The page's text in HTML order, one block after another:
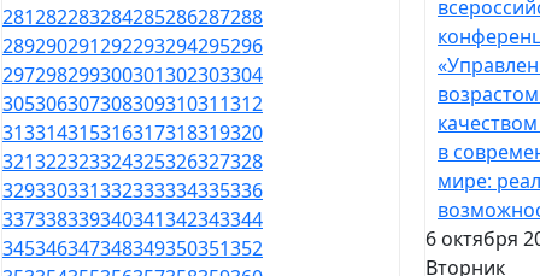
281282283284285286287288
289290291292293294295296
297298299300301302303304
305306307308309310311312
313314315316317318319320
321322323324325326327328
329330331332333334335336
337338339340341342343344
345346347348349350351352
в
мире:
6 октября
Вторник